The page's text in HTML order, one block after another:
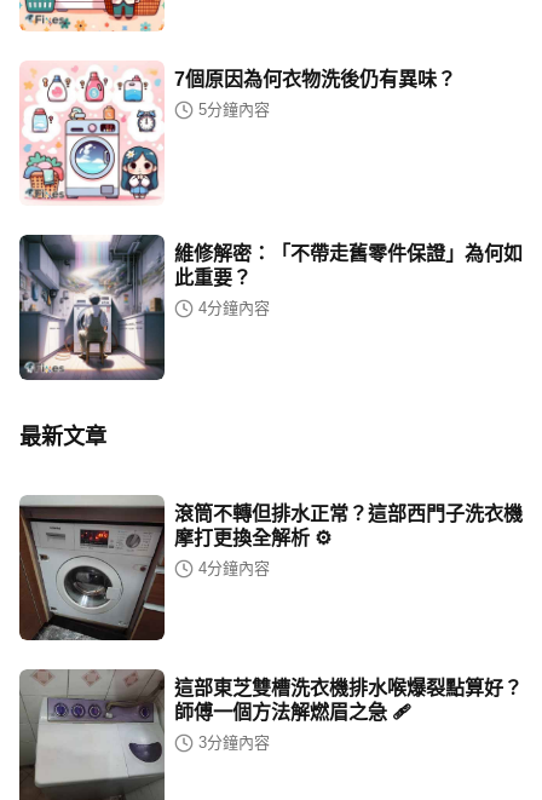
7個原因為何衣物洗後仍有異味？
5分鐘內容
維修解密：「不帶走舊零件保證」為何如
此重要？
4分鐘內容
最新文章
滾筒不轉但排水正常？這部西門子洗衣機
摩打更換全解析 ⚙️
4分鐘內容
這部東芝雙槽洗衣機排水喉爆裂點算好？
師傅一個方法解燃眉之急 🩹
3分鐘內容